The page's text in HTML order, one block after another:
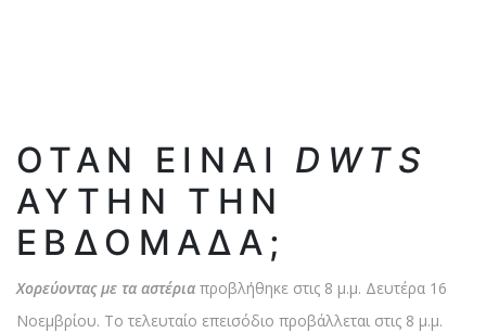
ΟΤΑΝ ΕΊΝΑΙ DWTS
ΑΥΤΉΝ ΤΗΝ
ΕΒΔΟΜΆΔΑ;
Χορεύοντας με τα αστέρια προβλήθηκε στις 8 μ.μ. Δευτέρα 16
Νοεμβρίου. Το τελευταίο επεισόδιο προβάλλεται στις 8 μ.μ.